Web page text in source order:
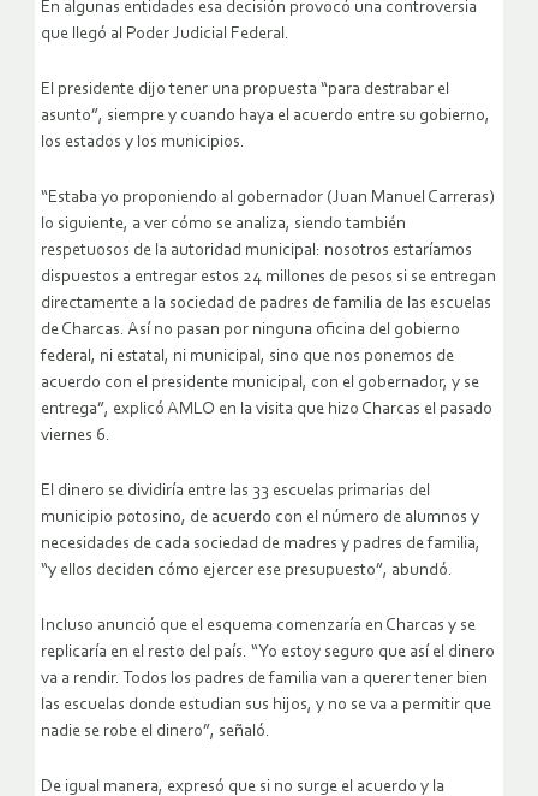
En algunas entidades esa decisión provocó una controversia
que llegó al Poder Judicial Federal.
El presidente dijo tener una propuesta “para destrabar el
asunto”, siempre y cuando haya el acuerdo entre su gobierno,
los estados y los municipios.
“Estaba yo proponiendo al gobernador (Juan Manuel Carreras)
lo siguiente, a ver cómo se analiza, siendo también
respetuosos de la autoridad municipal: nosotros estaríamos
dispuestos a entregar estos 24 millones de pesos si se entregan
directamente a la sociedad de padres de familia de las escuelas
de Charcas. Así no pasan por ninguna oficina del gobierno
federal, ni estatal, ni municipal, sino que nos ponemos de
acuerdo con el presidente municipal, con el gobernador, y se
entrega”, explicó AMLO en la visita que hizo Charcas el pasado
viernes 6.
El dinero se dividiría entre las 33 escuelas primarias del
municipio potosino, de acuerdo con el número de alumnos y
necesidades de cada sociedad de madres y padres de familia,
“y ellos deciden cómo ejercer ese presupuesto”, abundó.
Incluso anunció que el esquema comenzaría en Charcas y se
replicaría en el resto del país. “Yo estoy seguro que así el dinero
va a rendir. Todos los padres de familia van a querer tener bien
las escuelas donde estudian sus hijos, y no se va a permitir que
nadie se robe el dinero”, señaló.
De igual manera, expresó que si no surge el acuerdo y la